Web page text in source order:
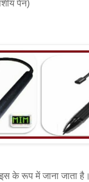
पेन)
के रूप में जाना जाता